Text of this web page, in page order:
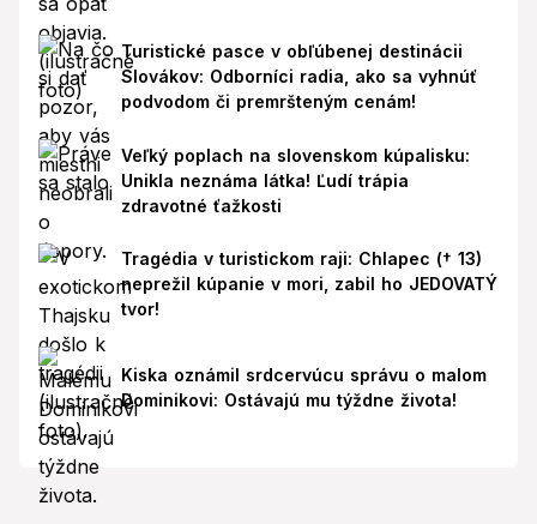
Turistické pasce v obľúbenej destinácii
Slovákov: Odborníci radia, ako sa vyhnúť
podvodom či premršteným cenám!
Veľký poplach na slovenskom kúpalisku:
Unikla neznáma látka! Ľudí trápia
zdravotné ťažkosti
Tragédia v turistickom raji: Chlapec († 13)
neprežil kúpanie v mori, zabil ho JEDOVATÝ
tvor!
Kiska oznámil srdcervúcu správu o malom
Dominikovi: Ostávajú mu týždne života!